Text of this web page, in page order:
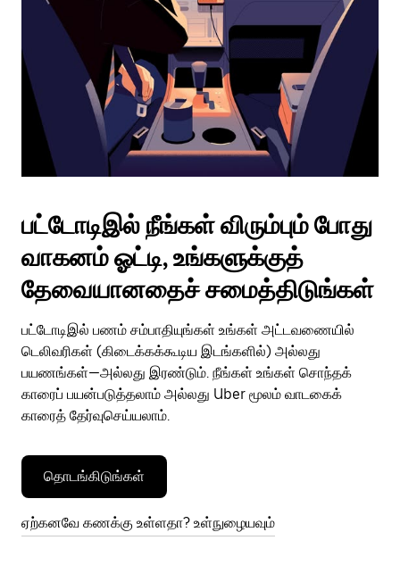
பட்டோடிஇல் நீங்கள் விரும்பும் போது
வாகனம் ஓட்டி, உங்களுக்குத்
தேவையானதைச் சமைத்திடுங்கள்
பட்டோடிஇல் பணம் சம்பாதியுங்கள் உங்கள் அட்டவணையில்
டெலிவரிகள் (கிடைக்கக்கூடிய இடங்களில்) அல்லது
பயணங்கள்—அல்லது இரண்டும். நீங்கள் உங்கள் சொந்தக்
காரைப் பயன்படுத்தலாம் அல்லது Uber மூலம் வாடகைக்
காரைத் தேர்வுசெய்யலாம்.
தொடங்கிடுங்கள்
ஏற்கனவே கணக்கு உள்ளதா? உள்நுழையவும்